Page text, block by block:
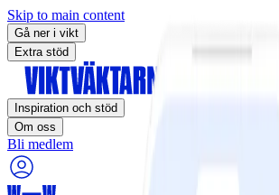
Skip to main content
Gå ner i vikt
Extra stöd
Inspiration och stöd
Om oss
Bli medlem